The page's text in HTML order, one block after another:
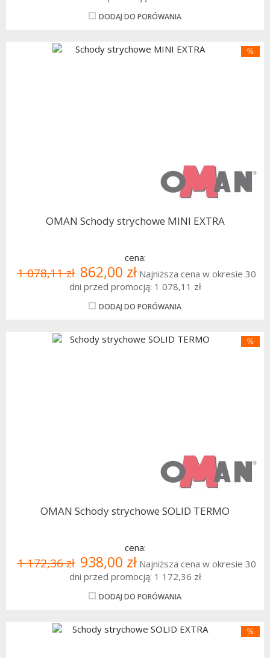
DODAJ DO PORÓWANIA
%
OMAN Schody strychowe MINI EXTRA
cena:
1 078,11 zł 862,00 zł Najniższa cena w okresie 30
dni przed promocją: 1 078,11 zł
DODAJ DO PORÓWANIA
%
OMAN Schody strychowe SOLID TERMO
cena:
1 172,36 zł 938,00 zł Najniższa cena w okresie 30
dni przed promocją: 1 172,36 zł
DODAJ DO PORÓWANIA
%